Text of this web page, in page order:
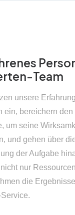
Team
unsere
ein, bereichern
um seine
und gehen über
der Aufgabe
nur
die